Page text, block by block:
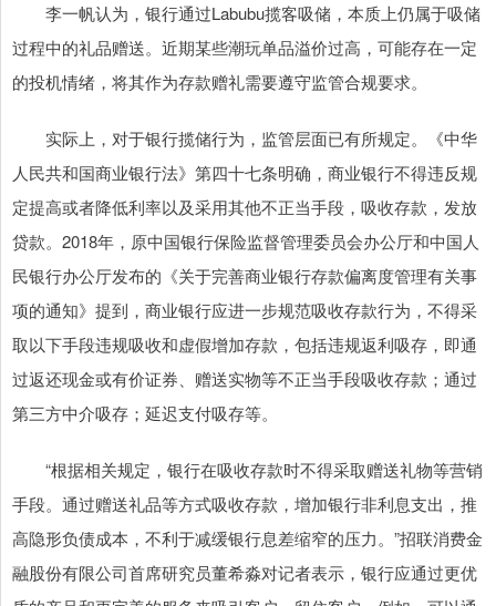
李一帆认为，银行通过Labubu揽客吸储，本质上仍属于吸储
过程中的礼品赠送。近期某些潮玩单品溢价过高，可能存在一定
的投机情绪，将其作为存款赠礼需要遵守监管合规要求。
实际上，对于银行揽储行为，监管层面已有所规定。《中华
人民共和国商业银行法》第四十七条明确，商业银行不得违反规
定提高或者降低利率以及采用其他不正当手段，吸收存款，发放
贷款。2018年，原中国银行保险监督管理委员会办公厅和中国人
民银行办公厅发布的《关于完善商业银行存款偏离度管理有关事
项的通知》提到，商业银行应进一步规范吸收存款行为，不得采
取以下手段违规吸收和虚假增加存款，包括违规返利吸存，即通
过返还现金或有价证券、赠送实物等不正当手段吸收存款；通过
第三方中介吸存；延迟支付吸存等。
“根据相关规定，银行在吸收存款时不得采取赠送礼物等营销
手段。通过赠送礼品等方式吸收存款，增加银行非利息支出，推
高隐形负债成本，不利于减缓银行息差缩窄的压力。”招联消费金
融股份有限公司首席研究员董希淼对记者表示，银行应通过更优